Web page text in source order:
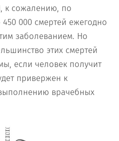
к сожалению, по
000 смертей ежегодно
заболеванием. Но
этих смертей
если человек получит
привержен к
врачебных